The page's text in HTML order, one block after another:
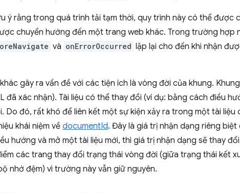
ý rằng trong quá trình tải tạm thời, quy trình này có thể được
chuyển hướng đến một trang web khác. Trong trường hợp
và onErrorOccurred lặp lại cho đến khi nhận
gây ra vấn đề với các tiện ích là vòng đời của khung.
đã xác nhận). Tài liệu có thể thay đổi (ví dụ: bằng cách điều
Do đó, rất khó để liên kết một sự kiện xảy ra trong một tài liệu
khái niệm về documentId. Đây là giá trị nhận dạng riêng
hướng và mở một tài liệu mới, thì giá trị nhận dạng sẽ thay
các trang thay đổi trạng thái vòng đời (giữa trạng thái kết
nhớ đệm) vì trường này vẫn giữ nguyên.